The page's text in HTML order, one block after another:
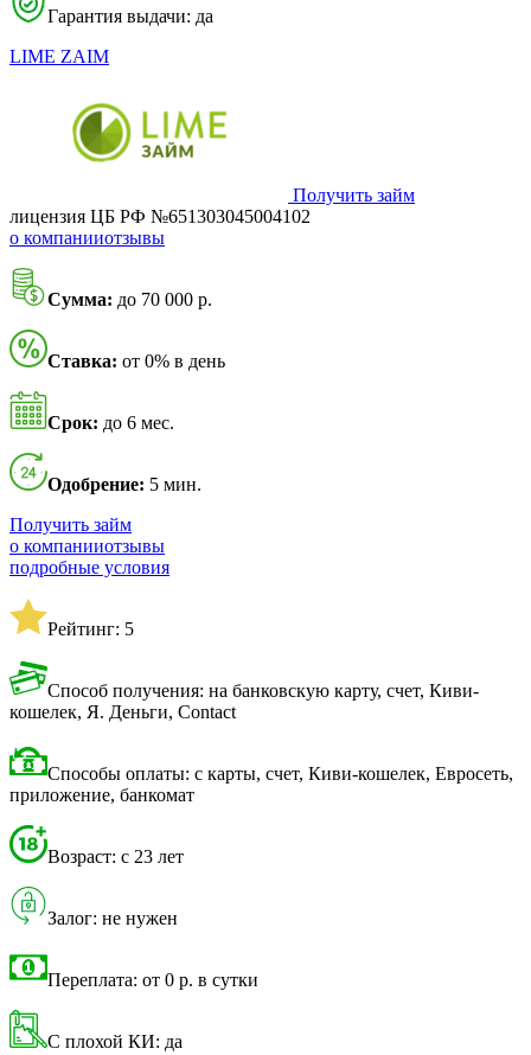
Гарантия выдачи: да
LIME ZAIM
Получить займ
лицензия ЦБ РФ №651303045004102
о компанииотзывы
Сумма: до 70 000 р.
Ставка: от 0% в день
Срок: до 6 мес.
Одобрение: 5 мин.
Получить займ
о компанииотзывы
подробные условия
Рейтинг: 5
Способ получения: на банковскую карту, счет, Киви-
кошелек, Я. Деньги, Contact
Способы оплаты: с карты, счет, Киви-кошелек, Евросеть,
приложение, банкомат
Возраст: с 23 лет
Залог: не нужен
Переплата: от 0 р. в сутки
С плохой КИ: да